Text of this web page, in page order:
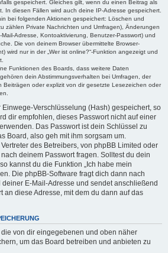
gespeichert. Gleiches gilt, wenn du einen Beitrag als
In diesen Fällen wird auch deine IP-Adresse gespeichert.
bei folgenden Aktionen gespeichert: Löschen und
zählen Private Nachrichten und Umfragen), Änderungen
Adresse, Kontoaktivierung, Benutzer-Passwort) und
Die von deinem Browser übermittelte Browser-
wird nur in der „Wer ist online?“-Funktion angezeigt und
Funktionen des Boards, dass weitere Daten
dein Abstimmungsverhalten bei Umfragen, der
Beiträgen oder explizit von dir gesetzte Lesezeichen oder
Einwege-Verschlüsselung (Hash) gespeichert, so
dir empfohlen, dieses Passwort nicht auf einer
Das Passwort ist dein Schlüssel zu
Board, also geh mit ihm sorgsam um.
des Betreibers, von phpBB Limited oder
deinem Passwort fragen. Solltest du dein
kannst du die Funktion „Ich habe mein
Die phpBB-Software fragt dich dann nach
E-Mail-Adresse und sendet anschließend
an diese Adresse, mit dem du dann auf das
die von dir eingegebenen und oben näher
um das Board betreiben und anbieten zu